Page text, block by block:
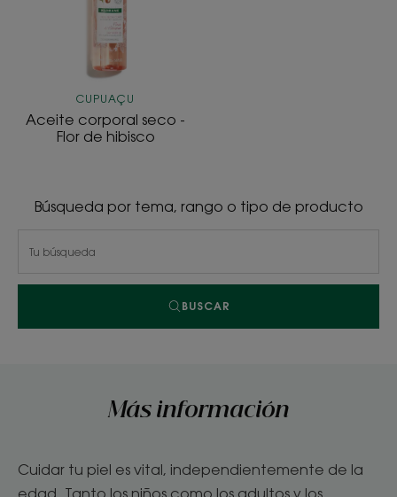
Flor
de
hibisco
CUPUAÇU
Aceite corporal seco -
Flor de hibisco
Búsqueda por tema, rango o tipo de producto
BUSCAR
Más información
Cuidar tu piel es vital, independientemente de la
edad. Tanto los niños como los adultos y los